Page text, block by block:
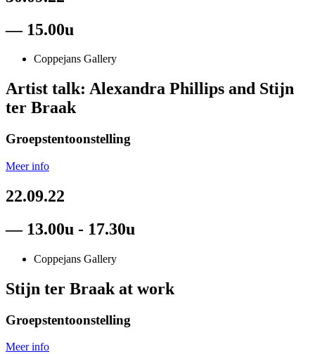
— 15.00u
Coppejans Gallery
Artist talk: Alexandra Phillips and Stijn
ter Braak
Groepstentoonstelling
Meer info
22.09.22
— 13.00u - 17.30u
Coppejans Gallery
Stijn ter Braak at work
Groepstentoonstelling
Meer info